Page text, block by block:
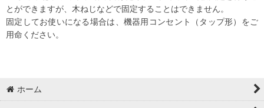
とができますが、木ねじなどで固定することはできません。
固定してお使いになる場合は、機器用コンセント（タップ形）をご
用命ください。
ホーム